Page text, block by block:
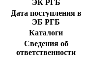
ЭК РГБ
Дата поступления в
ЭБ РГБ
Каталоги
Сведения об
ответственности